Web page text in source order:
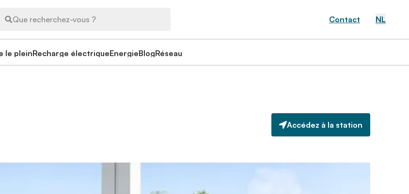
Que recherchez-vous ? Contact NL
le pleinRecharge électriqueEnergieBlogRéseau
Accédez à la station